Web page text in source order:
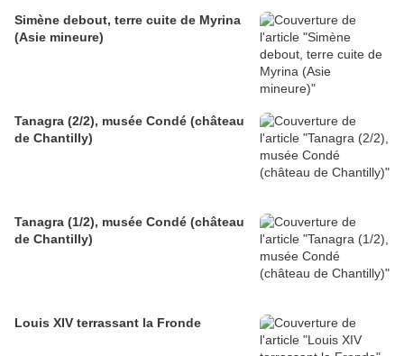
Simène debout, terre cuite de Myrina
(Asie mineure)
Tanagra (2/2), musée Condé (château
de Chantilly)
Tanagra (1/2), musée Condé (château
de Chantilly)
Louis XIV terrassant la Fronde